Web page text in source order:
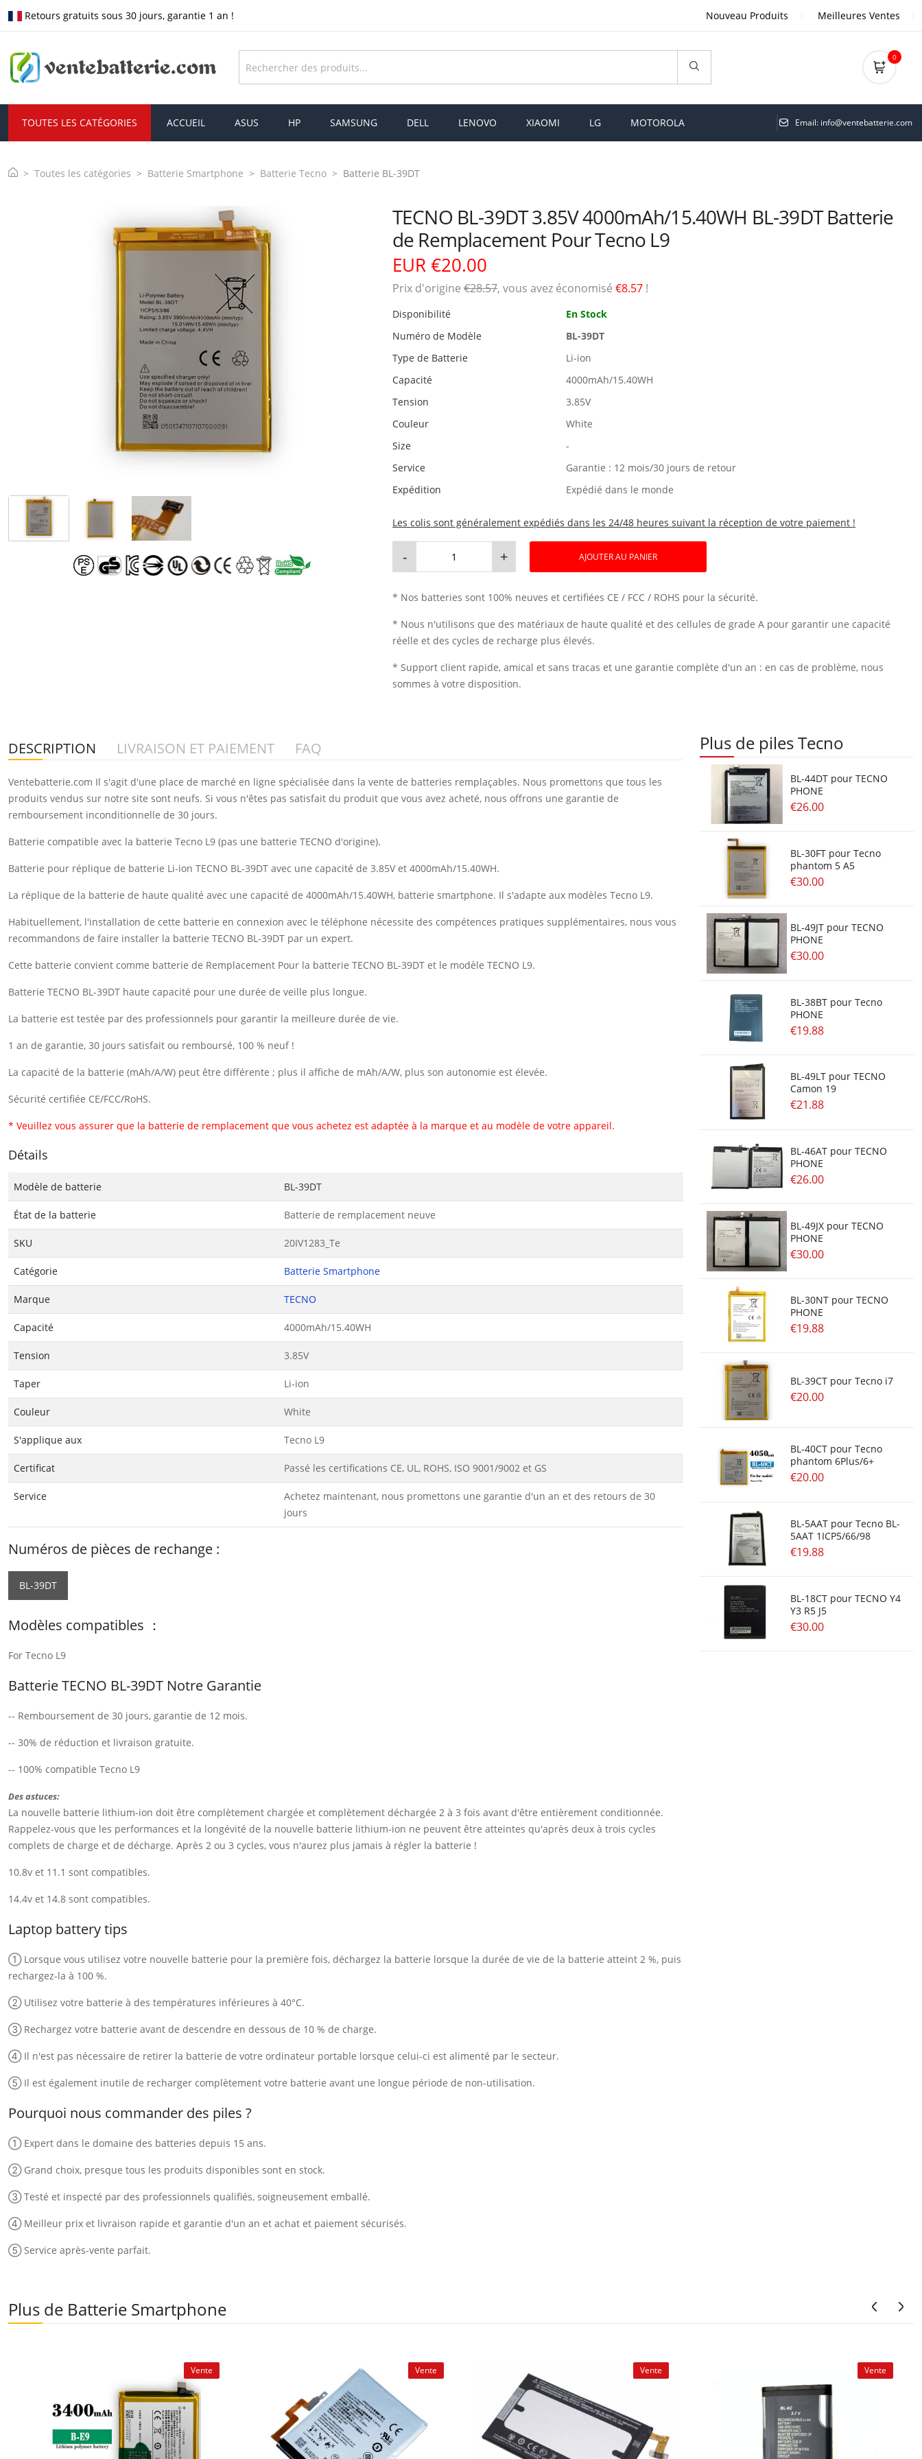
Retours gratuits sous 30 jours, garantie 1 an ! Nouveau Produits Meilleures Ventes
0
TOUTES LES CATÉGORIES ACCUEIL ASUS HP SAMSUNG DELL LENOVO XIAOMI LG MOTOROLA Email: info@ventebatterie.com
Toutes les catégories Batterie Smartphone Batterie Tecno Batterie BL-39DT
TECNO BL-39DT 3.85V 4000mAh/15.40WH BL-39DT Batterie
de Remplacement Pour Tecno L9
EUR €20.00
Prix ​​d'origine €28.57, vous avez économisé €8.57 !
Disponibilité
En Stock
Numéro de Modèle
BL-39DT
Type de Batterie
Li-ion
Capacité
4000mAh/15.40WH
Tension
3.85V
Couleur
White
Size
-
Service
Garantie : 12 mois/30 jours de retour
Expédition
Expédié dans le monde
Les colis sont généralement expédiés dans les 24/48 heures suivant la réception de votre paiement !
- + AJOUTER AU PANIER
* Nos batteries sont 100% neuves et certifiées CE / FCC / ROHS pour la sécurité.
* Nous n'utilisons que des matériaux de haute qualité et des cellules de grade A pour garantir une capacité
réelle et des cycles de recharge plus élevés.
* Support client rapide, amical et sans tracas et une garantie complète d'un an : en cas de problème, nous
sommes à votre disposition.
DESCRIPTION LIVRAISON ET PAIEMENT FAQ
Ventebatterie.com Il s'agit d'une place de marché en ligne spécialisée dans la vente de batteries remplaçables. Nous promettons que tous les
produits vendus sur notre site sont neufs. Si vous n'êtes pas satisfait du produit que vous avez acheté, nous offrons une garantie de
remboursement inconditionnelle de 30 jours.
Batterie compatible avec la batterie Tecno L9 (pas une batterie TECNO d'origine).
Batterie pour réplique de batterie Li-ion TECNO BL-39DT avec une capacité de 3.85V et 4000mAh/15.40WH.
La réplique de la batterie de haute qualité avec une capacité de 4000mAh/15.40WH, batterie smartphone. Il s'adapte aux modèles Tecno L9.
Habituellement, l'installation de cette batterie en connexion avec le téléphone nécessite des compétences pratiques supplémentaires, nous vous
recommandons de faire installer la batterie TECNO BL-39DT par un expert.
Cette batterie convient comme batterie de Remplacement Pour la batterie TECNO BL-39DT et le modèle TECNO L9.
Batterie TECNO BL-39DT haute capacité pour une durée de veille plus longue.
La batterie est testée par des professionnels pour garantir la meilleure durée de vie.
1 an de garantie, 30 jours satisfait ou remboursé, 100 % neuf !
La capacité de la batterie (mAh/A/W) peut être différente ; plus il affiche de mAh/A/W, plus son autonomie est élevée.
Sécurité certifiée CE/FCC/RoHS.
* Veuillez vous assurer que la batterie de remplacement que vous achetez est adaptée à la marque et au modèle de votre appareil.
Détails
Modèle de batterie BL-39DT
État de la batterie Batterie de remplacement neuve
SKU 20IV1283_Te
Catégorie Batterie Smartphone
Marque TECNO
Capacité 4000mAh/15.40WH
Tension 3.85V
Taper Li-ion
Couleur White
S'applique aux Tecno L9
Certificat Passé les certifications CE, UL, ROHS, ISO 9001/9002 et GS
Service
Achetez maintenant, nous promettons une garantie d'un an et des retours de 30
jours
Numéros de pièces de rechange :
BL-39DT
Modèles compatibles ：
For Tecno L9
Batterie TECNO BL-39DT Notre Garantie
-- Remboursement de 30 jours, garantie de 12 mois.
-- 30% de réduction et livraison gratuite.
-- 100% compatible Tecno L9
Des astuces:
La nouvelle batterie lithium-ion doit être complètement chargée et complètement déchargée 2 à 3 fois avant d'être entièrement conditionnée.
Rappelez-vous que les performances et la longévité de la nouvelle batterie lithium-ion ne peuvent être atteintes qu'après deux à trois cycles
complets de charge et de décharge. Après 2 ou 3 cycles, vous n'aurez plus jamais à régler la batterie !
10.8v et 11.1 sont compatibles.
14.4v et 14.8 sont compatibles.
Laptop battery tips
① Lorsque vous utilisez votre nouvelle batterie pour la première fois, déchargez la batterie lorsque la durée de vie de la batterie atteint 2 %, puis
rechargez-la à 100 %.
② Utilisez votre batterie à des températures inférieures à 40°C.
③ Rechargez votre batterie avant de descendre en dessous de 10 % de charge.
④ Il n'est pas nécessaire de retirer la batterie de votre ordinateur portable lorsque celui-ci est alimenté par le secteur.
⑤ Il est également inutile de recharger complètement votre batterie avant une longue période de non-utilisation.
Pourquoi nous commander des piles ?
① Expert dans le domaine des batteries depuis 15 ans.
② Grand choix, presque tous les produits disponibles sont en stock.
③ Testé et inspecté par des professionnels qualifiés, soigneusement emballé.
④ Meilleur prix et livraison rapide et garantie d'un an et achat et paiement sécurisés.
⑤ Service après-vente parfait.
Plus de piles Tecno
BL-44DT pour TECNO
PHONE
€26.00
BL-30FT pour Tecno
phantom 5 A5
€30.00
BL-49JT pour TECNO
PHONE
€30.00
BL-38BT pour Tecno
PHONE
€19.88
BL-49LT pour TECNO
Camon 19
€21.88
BL-46AT pour TECNO
PHONE
€26.00
BL-49JX pour TECNO
PHONE
€30.00
BL-30NT pour TECNO
PHONE
€19.88
BL-39CT pour Tecno i7
€20.00
BL-40CT pour Tecno
phantom 6Plus/6+
€20.00
BL-5AAT pour Tecno BL-
5AAT 1ICP5/66/98
€19.88
BL-18CT pour TECNO Y4
Y3 R5 J5
€30.00
Plus de Batterie Smartphone
Vente Vente Vente Vente